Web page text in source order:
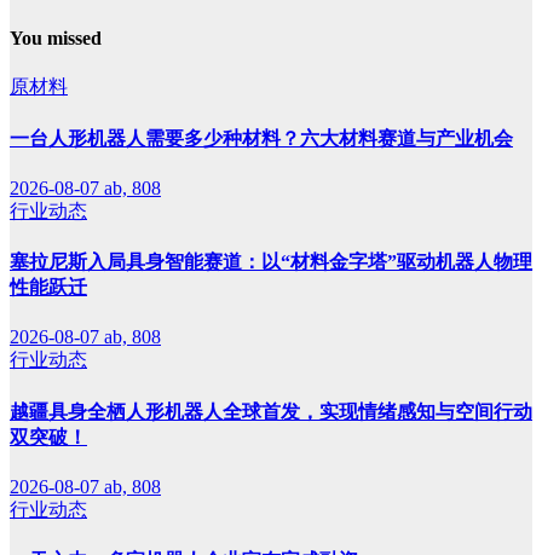
You missed
原材料
一台人形机器人需要多少种材料？六大材料赛道与产业机会
2026-08-07 ab, 808
行业动态
塞拉尼斯入局具身智能赛道：以“材料金字塔”驱动机器人物理
性能跃迁
2026-08-07 ab, 808
行业动态
越疆具身全栖人形机器人全球首发，实现情绪感知与空间行动
双突破！
2026-08-07 ab, 808
行业动态